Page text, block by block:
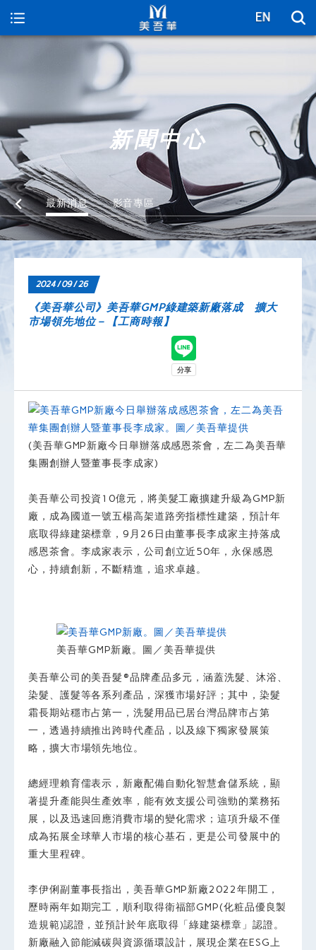
新聞中心
最新消息 影音專區
2024 / 09 / 26
《美吾華公司》美吾華GMP綠建築新廠落成 擴大
市場領先地位－【工商時報】
(美吾華GMP新廠今日舉辦落成感恩茶會，左二為美吾華
集團創辦人暨董事長李成家)
美吾華公司投資10億元，將美髮工廠擴建升級為GMP新
廠，成為國道一號五楊高架道路旁指標性建築，預計年
底取得綠建築標章，9月26日由董事長李成家主持落成
感恩茶會。李成家表示，公司創立近50年，永保感恩
心，持續創新，不斷精進，追求卓越。
美吾華GMP新廠。圖／美吾華提供
美吾華公司的美吾髮®品牌產品多元，涵蓋洗髮、沐浴、
染髮、護髮等各系列產品，深獲市場好評；其中，染髮
霜長期站穩市占第一，洗髮用品已居台灣品牌市占第
一，透過持續推出跨時代產品，以及線下獨家發展策
略，擴大市場領先地位。
總經理賴育儒表示，新廠配備自動化智慧倉儲系統，顯
著提升產能與生產效率，能有效支援公司強勁的業務拓
展，以及迅速回應消費市場的變化需求；這項升級不僅
成為拓展全球華人市場的核心基石，更是公司發展中的
重大里程碑。
李伊俐副董事長指出，美吾華GMP新廠2022年開工，
歷時兩年如期完工，順利取得衛福部GMP(化粧品優良製
造規範)認證，並預計於年底取得「綠建築標章」認證。
新廠融入節能減碳與資源循環設計，展現企業在ESG上